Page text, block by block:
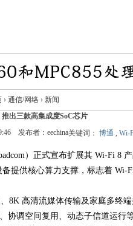
› 通信/网络 › 新闻
出三款高集成度SoC芯片
发布者： eechina关键词： 博通 , Wi-
）正式宣布扩展其 Wi-Fi 8
提供核心算力支撑，标志着 Wi-
8K 高清流媒体传输及家庭多终
协调空间复用、动态子信道运